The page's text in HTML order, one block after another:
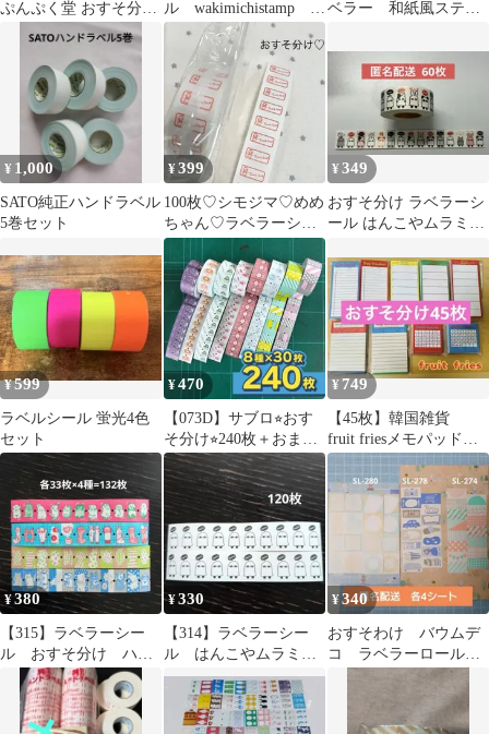
ぷんぷく堂 おすそ分け ル wakimichistamp ポ
ストマン 120枚
ベラー 和紙風ステッ
非売品
¥ 1,000
SATO純正ハンドラベル
5巻セット
¥399
100枚♡シモジマ♡めめ
ちゃん♡ラベラーシー
ル おすそ分け♡
¥349
おすそ分け ラベラーシ
ール はんこやムラミン
お試し
¥599
ラベルシール 蛍光4色
セット
¥470
【073D】サブロ⭐︎おす
そ分け⭐︎240枚＋おまけ
⭐︎ラベラーロールシール
¥749
【45枚】韓国雑貨
fruit friesメモパッドセ
ット【全9種×各5枚】
¥380
【315】ラベラーシー
ル おすそ分け ハミ
ダシhanco 4種 132枚
¥330
【314】ラベラーシー
ル はんこやムラミン
Hello 120枚
¥340
おすそわけ バウムデ
コ ラベラーロールシ